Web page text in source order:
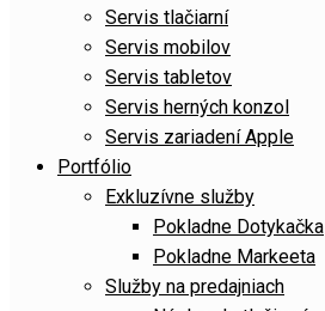
Servis tlačiarní
Servis mobilov
Servis tabletov
Servis herných konzol
Servis zariadení Apple
Portfólio
Exkluzívne služby
Pokladne Dotykačka
Pokladne Markeeta
Služby na predajniach